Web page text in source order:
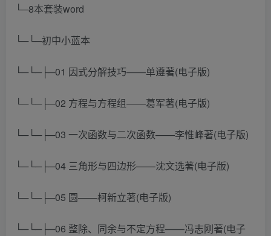
└─8本套装word
└─└─初中小蓝本
└─└─├─01 因式分解技巧——单遵著(电子版)
└─└─├─02 方程与方程组——葛军著(电子版)
└─└─├─03 一次函数与二次函数——李惟峰著(电子版)
└─└─├─04 三角形与四边形——沈文选著(电子版)
└─└─├─05 圆——柯新立著(电子版)
└─└─├─06 整除、同余与不定方程——冯志刚著(电子